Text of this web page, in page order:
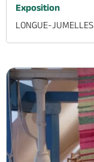
Exposition
LONGUE-JUMELLES